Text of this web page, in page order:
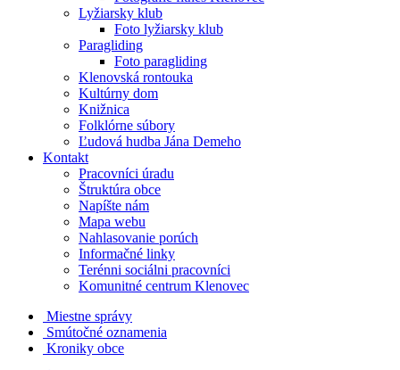
Lyžiarsky klub
Foto lyžiarsky klub
Paragliding
Foto paragliding
Klenovská rontouka
Kultúrny dom
Knižnica
Folklórne súbory
Ľudová hudba Jána Demeho
Kontakt
Pracovníci úradu
Štruktúra obce
Napíšte nám
Mapa webu
Nahlasovanie porúch
Informačné linky
Terénni sociálni pracovníci
Komunitné centrum Klenovec
Miestne správy
Smútočné oznamenia
Kroniky obce